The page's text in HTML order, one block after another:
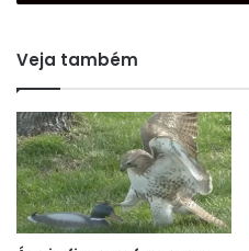
Veja também